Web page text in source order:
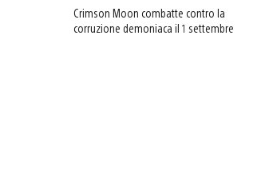
Crimson Moon combatte contro la
corruzione demoniaca il 1 settembre